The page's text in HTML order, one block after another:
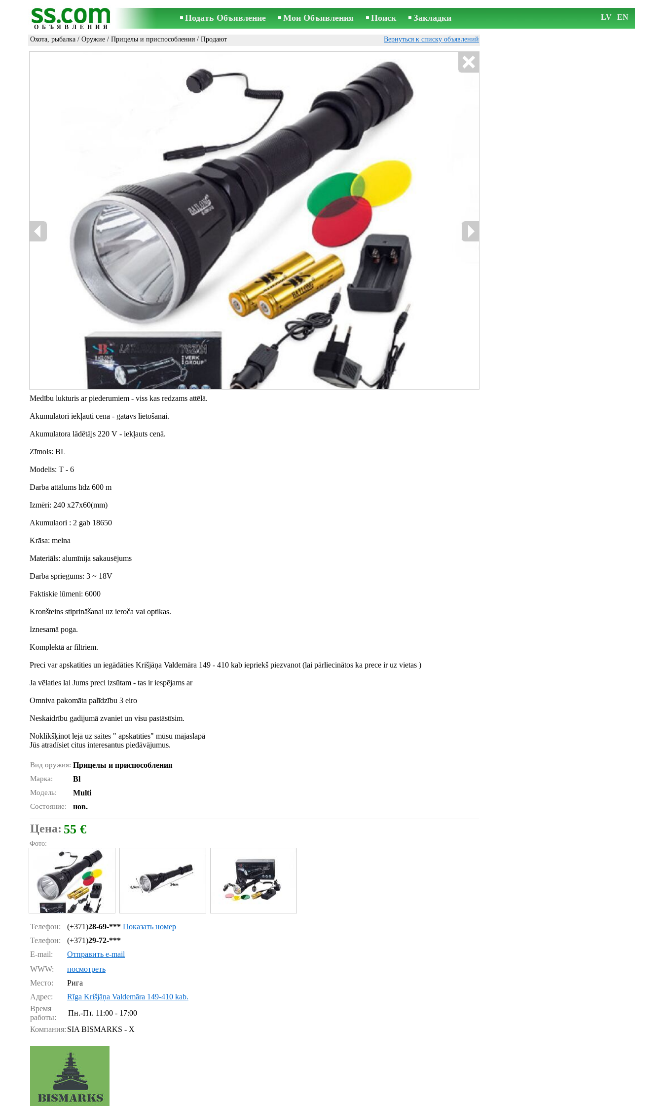
ОБЪЯВЛЕНИЯ
Подать Объявление Мои Объявления Поиск Закладки LV EN
Охота, рыбалка / Оружие / Прицелы и приспособления / Продают Вернуться к списку объявлений
Medību lukturis ar piederumiem - viss kas redzams attēlā.
Akumulatori iekļauti cenā - gatavs lietošanai.
Akumulatora lādētājs 220 V - iekļauts cenā.
Zīmols: BL
Modelis: T - 6
Darba attālums līdz 600 m
Izmēri: 240 x27x60(mm)
Akumulaori : 2 gab 18650
Krāsa: melna
Materiāls: alumīnija sakausējums
Darba spriegums: 3 ~ 18V
Faktiskie lūmeni: 6000
Kronšteins stiprināšanai uz ieroča vai optikas.
Iznesamā poga.
Komplektā ar filtriem.
Preci var apskatīties un iegādāties Krišjāņa Valdemāra 149 - 410 kab iepriekš piezvanot (lai pārliecinātos ka prece ir uz vietas )
Ja vēlaties lai Jums preci izsūtam - tas ir iespējams ar
Omniva pakomāta palīdzību 3 eiro
Neskaidrību gadijumā zvaniet un visu pastāstīsim.
Noklikšķinot lejā uz saites " apskatīties" mūsu mājaslapā
Jūs atradīsiet citus interesantus piedāvājumus.
Вид оружия: Прицелы и приспособления
Марка: Bl
Модель: Multi
Состояние: нов.
Цена: 55 €
Фото:
Телефон: (+371)28-69-*** Показать номер
Телефон:
(+371)29-72-***
E-mail:
Отправить e-mail
WWW:
посмотреть
Место:
Рига
Адрес:
Rīga Krišjāņa Valdemāra 149-410 kab.
Время
работы:
Пн.-Пт. 11:00 - 17:00
Компания: SIA BISMARKS - X